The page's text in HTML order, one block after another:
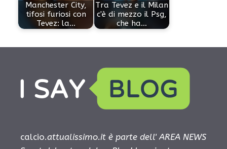
Manchester City,
tifosi furiosi con
Tevez: la…
Tra Tevez e il Milan
c'è di mezzo il Psg,
che ha…
calcio.attualissimo.it è parte dell' AREA NEWS